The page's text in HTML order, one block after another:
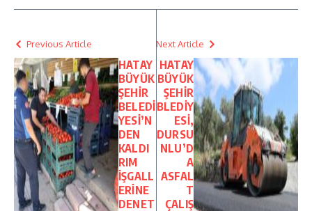
Previous Article
HATAY
BÜYÜK
ŞEHİR
BELEDİ
YESİ’N
DEN
KALDI
RIM
İŞGALL
ERİNE
DENET
Next Article
HATAY
BÜYÜK
ŞEHİR
BLEDİY
ESİ,
DURSU
NLU’D
A
ASFAL
T
ÇALIŞ